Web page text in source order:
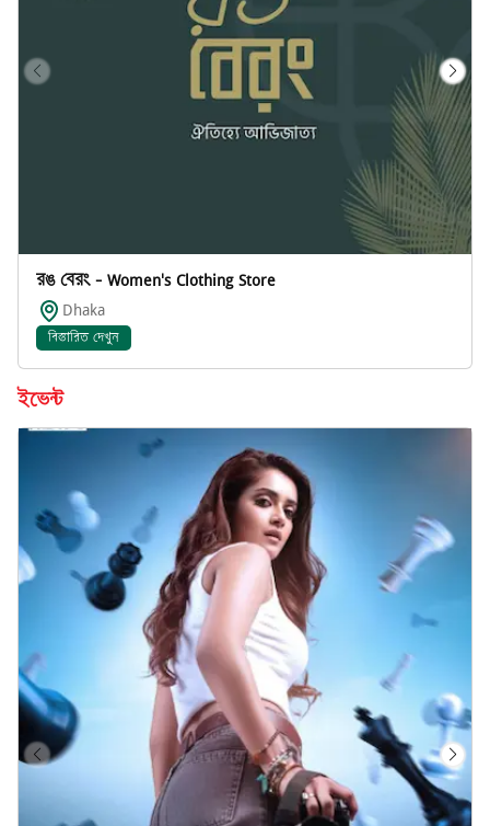
রঙ বেরং - Women's Clothing Store
Dhaka
বিস্তারিত দেখুন
ইভেন্ট